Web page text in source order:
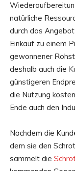
natürliche
durch das
Einkauf zu einem
gewonnener
deshalb auch die
günstigeren
die Nutzung
Ende auch den
Nachdem die
dem sie den
sammelt die